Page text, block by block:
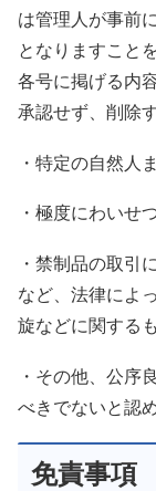
は管理人が事前
となりますこと
各号に掲げる内
承認せず、削除
・特定の自然人
・極度にわいせ
・禁制品の取引
など、法律によ
旋などに関するも
・その他、公序
べきでないと認
免責事項